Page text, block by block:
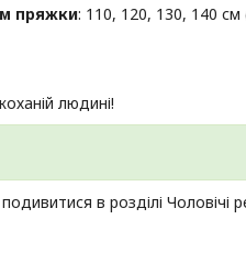
пряжки: 110, 120, 130, 140 см
людині!
в розділі Чоловічі